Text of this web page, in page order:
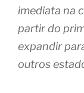
imediata na
partir do
expandir
outros